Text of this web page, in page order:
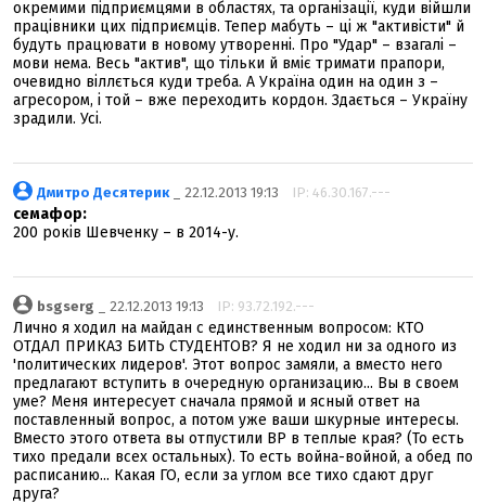
окремими підприємцями в областях, та організації, куди війшли
працівники цих підприємців. Тепер мабуть – ці ж "активісти" й
будуть працювати в новому утворенні. Про "Удар" – взагалі –
мови нема. Весь "актив", що тільки й вміє тримати прапори,
очевидно віллється куди треба. А Україна один на один з –
агресором, і той – вже переходить кордон. Здається – Україну
зрадили. Усі.
Дмитро Десятерик_ 22.12.2013 19:13 IP: 46.30.167.---
семафор:
200 років Шевченку – в 2014-у.
bsgserg _ 22.12.2013 19:13 IP: 93.72.192.---
Лично я ходил на майдан с единственным вопросом: КТО
ОТДАЛ ПРИКАЗ БИТЬ СТУДЕНТОВ? Я не ходил ни за одного из
'политических лидеров'. Этот вопрос замяли, а вместо него
предлагают вступить в очередную организацию... Вы в своем
уме? Меня интересует сначала прямой и ясный ответ на
поставленный вопрос, а потом уже ваши шкурные интересы.
Вместо этого ответа вы отпустили ВР в теплые края? (То есть
тихо предали всех остальных). То есть война-войной, а обед по
расписанию... Какая ГО, если за углом все тихо сдают друг
друга?